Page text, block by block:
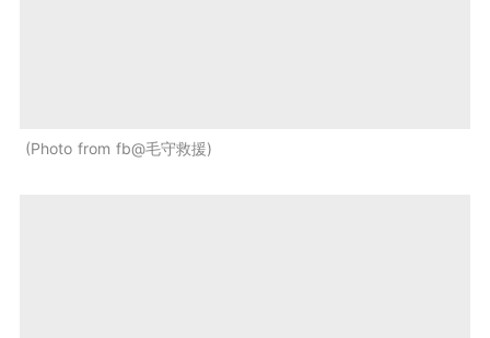
Photo from fb@毛守救援